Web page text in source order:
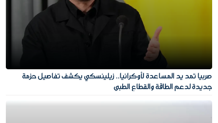
صربيا تمد يد المساعدة لأوكرانيا.. زيلينسكي يكشف تفاصيل حزمة
جديدة لدعم الطاقة والقطاع الطبي